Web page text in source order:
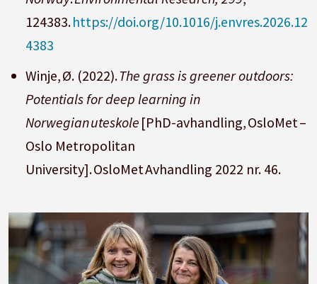
124383.https://doi.org/10.1016/j.envres.2026.12
4383
Winje, Ø. (2022).The grass is greener outdoors:
Potentials for deep learning in
Norwegian uteskole [PhD-avhandling, OsloMet –
Oslo Metropolitan
University]. OsloMet Avhandling 2022 nr. 46.